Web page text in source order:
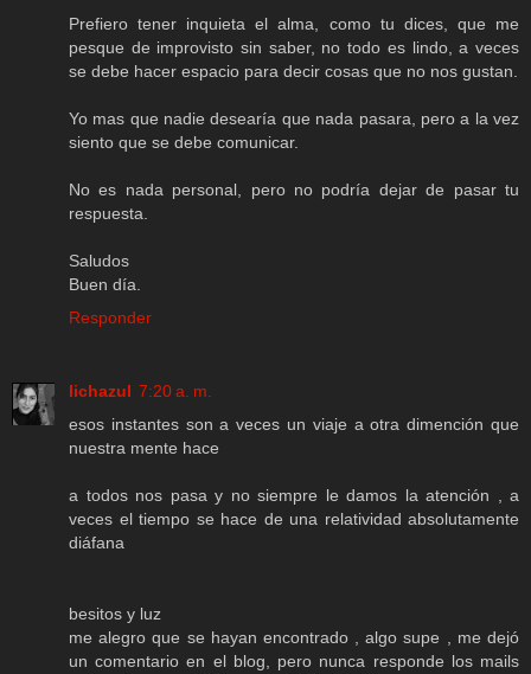
Prefiero tener inquieta el alma, como tu dices, que me
pesque de improvisto sin saber, no todo es lindo, a veces
se debe hacer espacio para decir cosas que no nos gustan.
Yo mas que nadie desearía que nada pasara, pero a la vez
siento que se debe comunicar.
No es nada personal, pero no podría dejar de pasar tu
respuesta.
Saludos
Buen día.
Responder
lichazul 7:20 a. m.
esos instantes son a veces un viaje a otra dimención que
nuestra mente hace
a todos nos pasa y no siempre le damos la atención , a
veces el tiempo se hace de una relatividad absolutamente
diáfana
besitos y luz
me alegro que se hayan encontrado , algo supe , me dejó
un comentario en el blog, pero nunca responde los mails